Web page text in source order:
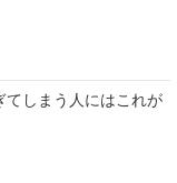
てしまう人にはこれが